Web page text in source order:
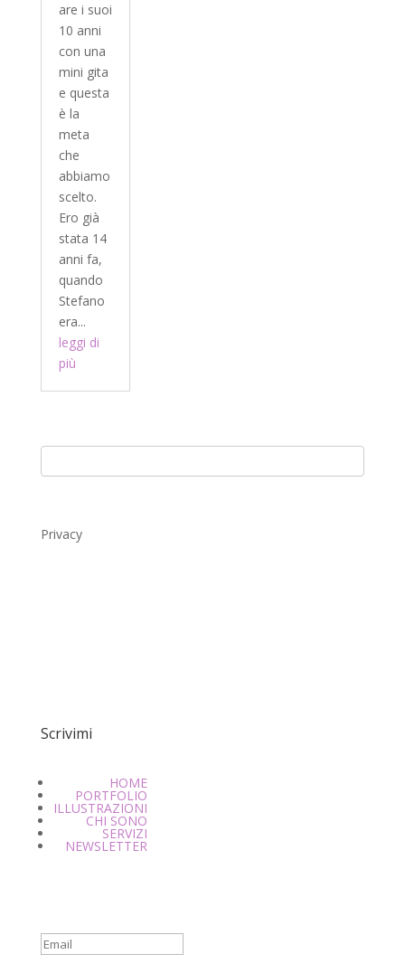
are i suoi
10 anni
con una
mini gita
e questa
è la
meta
che
abbiamo
scelto.
Ero già
stata 14
anni fa,
quando
Stefano
era...
leggi di
più
Privacy
Scrivimi
HOME
PORTFOLIO
ILLUSTRAZIONI
CHI SONO
SERVIZI
NEWSLETTER